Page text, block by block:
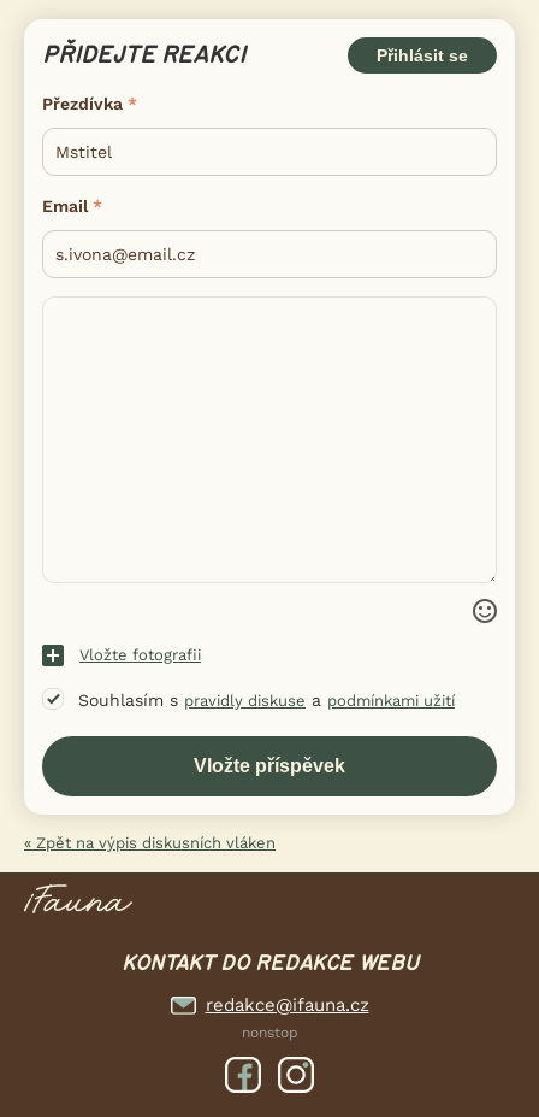
PŘIDEJTE REAKCI Přihlásit se
Přezdívka
Email
Vložte fotografii
Souhlasím s pravidly diskuse a podmínkami užití
« Zpět na výpis diskusních vláken
KONTAKT DO REDAKCE WEBU
redakce@ifauna.cz
nonstop